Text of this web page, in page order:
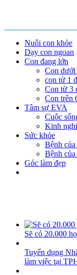
Nuôi con khỏe
Dạy con ngoan
Con đang lớn
Con dưới
con từ 1
Con từ 3
Con trên
Tâm sự EVA
Cuộc
Kinh
Sức khỏe
Bệnh của
Bệnh của
Góc làm đẹp
Sẽ có 20.000
Tuyển dụng
làm việc tại